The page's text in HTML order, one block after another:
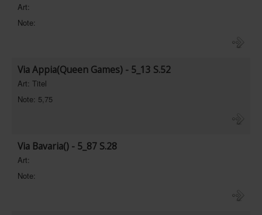
Art:
Note:
Via Appia(Queen Games) - 5_13 S.52
Art: Titel
Note: 5,75
Via Bavaria() - 5_87 S.28
Art:
Note: